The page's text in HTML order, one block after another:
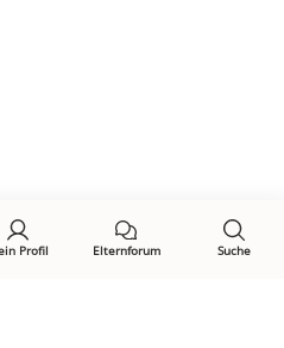
Profil Elternforum Suche